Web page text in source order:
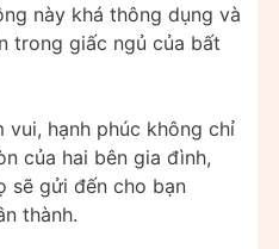
này khá thông dụng và
trong giấc ngủ của bất
vui, hạnh phúc không chỉ
của hai bên gia đình,
sẽ gửi đến cho bạn
thành.